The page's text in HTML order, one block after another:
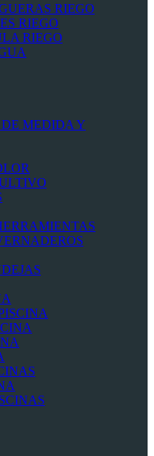
RIEGO
RIEGO
RIEGO
MEDIDA Y